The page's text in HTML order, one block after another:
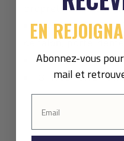
propreté avec logo
de talon, porte-
COUPE : Normale
STRUCTURE :
EN
Abonnez-vous
mail et